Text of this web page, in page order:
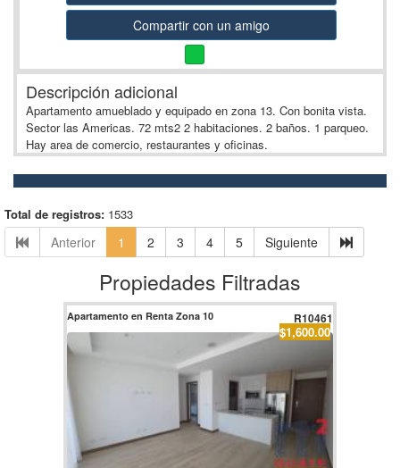
Compartir con un amigo
Descripción adicional
Apartamento amueblado y equipado en zona 13. Con bonita vista.
Sector las Americas. 72 mts2 2 habitaciones. 2 baños. 1 parqueo.
Hay area de comercio, restaurantes y oficinas.
Total de registros: 1533
Anterior 1 2 3 4 5 Siguiente
Propiedades Filtradas
Apartamento en Renta Zona 10 R10461
$1,600.00